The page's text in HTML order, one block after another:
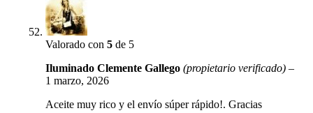
Valorado con5 de 5
Iluminado Clemente Gallego(propietario verificado) –
1 marzo, 2026
Aceite muy rico y el envío súper rápido!. Gracias